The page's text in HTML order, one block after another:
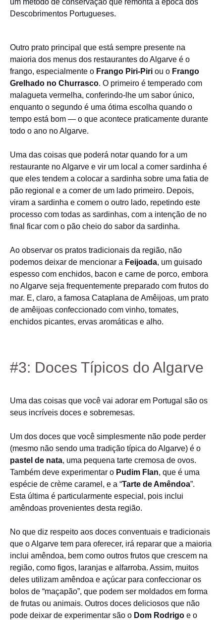
um método de conservação que remonta à época dos
Descobrimentos Portugueses.
Outro prato principal que está sempre presente na
maioria dos menus dos restaurantes do Algarve é o
frango, especialmente o Frango Piri-Piri ou o Frango
Grelhado no Churrasco. O primeiro é temperado com
malagueta vermelha, conferindo-lhe um sabor único,
enquanto o segundo é uma ótima escolha quando o
tempo está bom — o que acontece praticamente durante
todo o ano no Algarve.
Uma das coisas que poderá notar quando for a um
restaurante no Algarve e vir um local a comer sardinha é
que eles tendem a colocar a sardinha sobre uma fatia de
pão regional e a comer de um lado primeiro. Depois,
viram a sardinha e comem o outro lado, repetindo este
processo com todas as sardinhas, com a intenção de no
final ficar com o pão cheio do sabor da sardinha.
Ao observar os pratos tradicionais da região, não
podemos deixar de mencionar a Feijoada, um guisado
espesso com enchidos, bacon e carne de porco, embora
no Algarve seja frequentemente preparado com frutos do
mar. E, claro, a famosa Cataplana de Amêijoas, um prato
de amêijoas confeccionado com vinho, tomates,
enchidos picantes, ervas aromáticas e alho.
#3: Doces Típicos do Algarve
Uma das coisas que você vai adorar em Portugal são os
seus incríveis doces e sobremesas.
Um dos doces que você simplesmente não pode perder
(mesmo não sendo uma tradição típica do Algarve) é o
pastel de nata, uma pequena tarte cremosa de ovos.
Também deve experimentar o Pudim Flan, que é uma
espécie de crème caramel, e a “Tarte de Amêndoa”.
Esta última é particularmente especial, pois inclui
amêndoas provenientes desta região.
No que diz respeito aos doces conventuais e tradicionais
que o Algarve tem para oferecer, irá reparar que a maioria
inclui amêndoa, bem como outros frutos que crescem na
região, como figos, laranjas e alfarroba. Assim, muitos
deles utilizam amêndoa e açúcar para confeccionar os
bolos de “maçapão”, que podem ser moldados em forma
de frutas ou animais. Outros doces deliciosos que não
pode deixar de experimentar são o Dom Rodrigo e o